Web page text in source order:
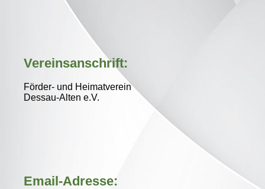
Vereinsanschrift:
Förder- und Heimatverein
Dessau-Alten e.V.
Email-Adresse: